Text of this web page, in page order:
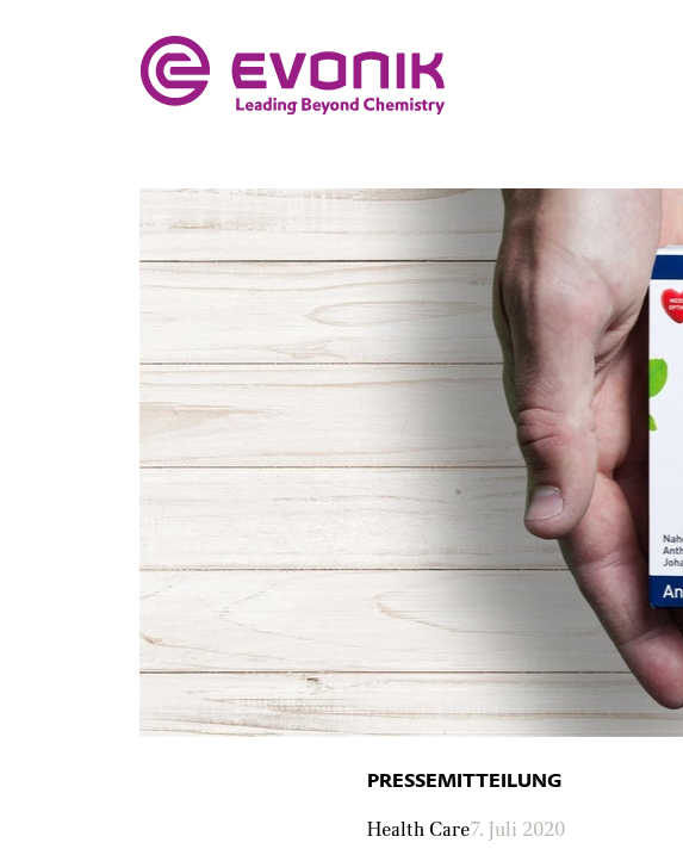
PRESSEMITTEILUNG
Health Care7. Juli 2020